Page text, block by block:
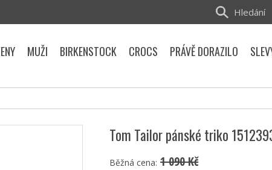
Tom Tailor pánské triko
Běžná cena: 1 090 Kč
Hledání
MUŽI BIRKENSTOCK CROCS PRÁVĚ DORAZILO